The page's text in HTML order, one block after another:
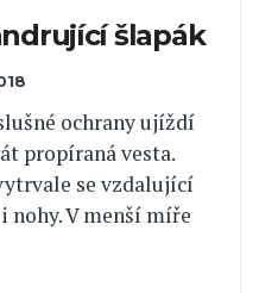
šlapák
ochrany ujíždí
propíraná vesta.
se vzdalující
V menší míře